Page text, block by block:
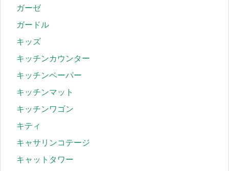
ガーゼ
ガードル
キッズ
キッチンカウンター
キッチンペーパー
キッチンマット
キッチンワゴン
キティ
キャサリンコテージ
キャットタワー